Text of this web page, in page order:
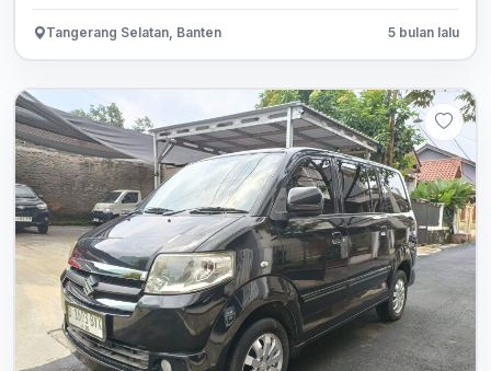
Tangerang Selatan, Banten 5 bulan lalu